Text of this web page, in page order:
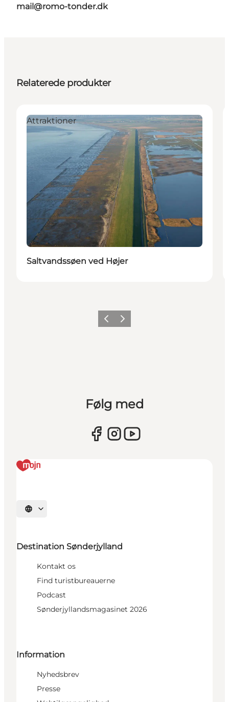
mail@romo-tonder.dk
Relaterede produkter
Attraktioner
Saltvandssøen ved Højer
ForrigeNæste
Følg med
Vælg sprog
Destination Sønderjylland
Kontakt os
Find turistbureauerne
Podcast
Sønderjyllandsmagasinet 2026
Information
Nyhedsbrev
Presse